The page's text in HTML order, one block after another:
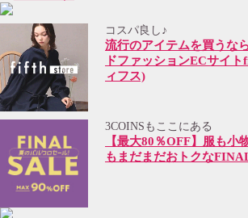
コスパ良し♪
流行のアイテムを買うな
ドファッションECサイ
ィフス)
3COINSもここにある
【最大80％OFF】服も小
もまだまだおトクな